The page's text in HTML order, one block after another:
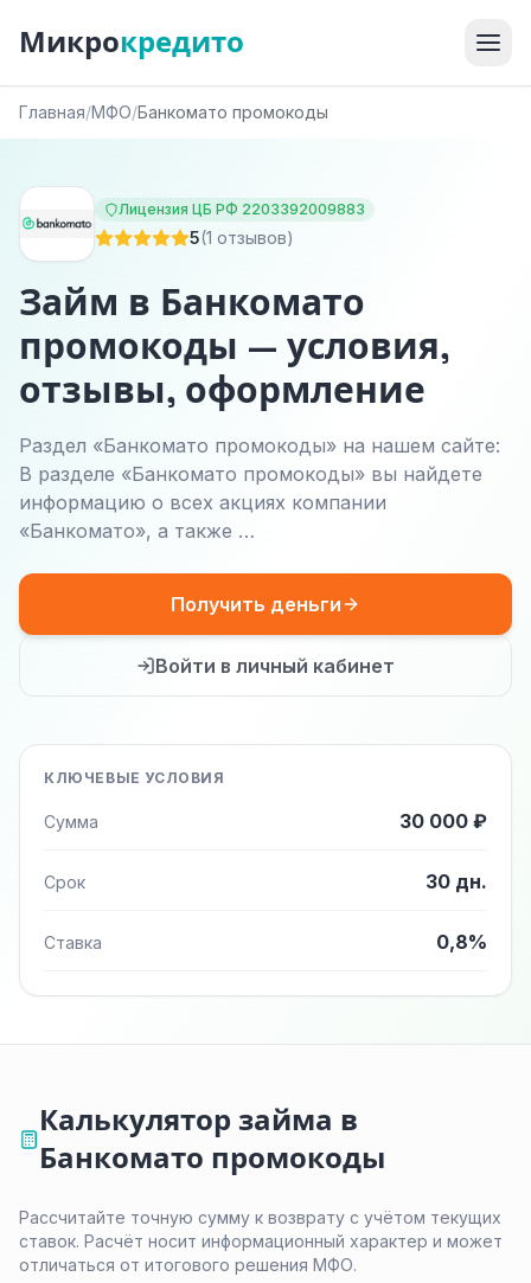
Микрокредито
Главная/МФО/Банкомато промокоды
Лицензия ЦБ РФ 2203392009883
5(1 отзывов)
Займ в Банкомато
промокоды — условия,
отзывы, оформление
Раздел «Банкомато промокоды» на нашем сайте:
В разделе «Банкомато промокоды» вы найдете
информацию о всех акциях компании
«Банкомато», а также …
Получить деньги
Войти в личный кабинет
КЛЮЧЕВЫЕ УСЛОВИЯ
Сумма 30 000 ₽
Срок 30 дн.
Ставка 0,8%
Калькулятор займа в
Банкомато промокоды
Рассчитайте точную сумму к возврату с учётом текущих
ставок. Расчёт носит информационный характер и может
отличаться от итогового решения МФО.